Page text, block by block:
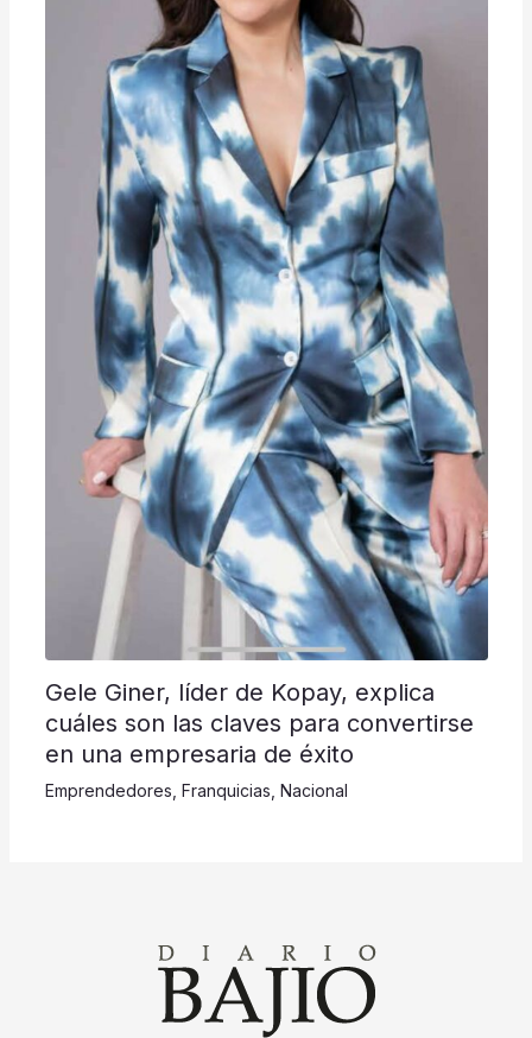
Gele Giner, líder de Kopay, explica
cuáles son las claves para convertirse
en una empresaria de éxito
Emprendedores Franquicias Nacional